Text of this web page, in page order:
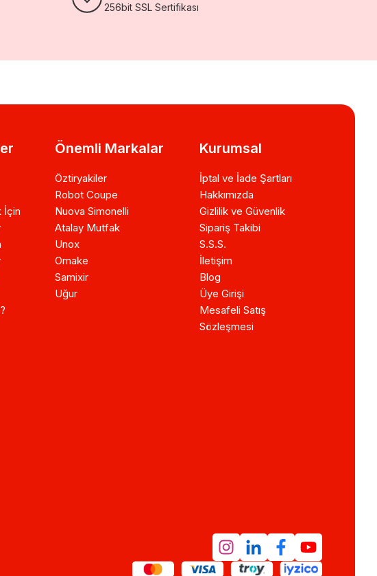
256bit SSL Sertifikası
İçin
Önemli Markalar
Öztiryakiler
Robot Coupe
Nuova Simonelli
Atalay Mutfak
Unox
Omake
Samixir
Uğur
Kurumsal
İptal ve İade Şartları
Hakkımızda
Gizlilik ve Güvenlik
Sipariş Takibi
S.S.S.
İletişim
Blog
Üye Girişi
Mesafeli Satış
Sözleşmesi